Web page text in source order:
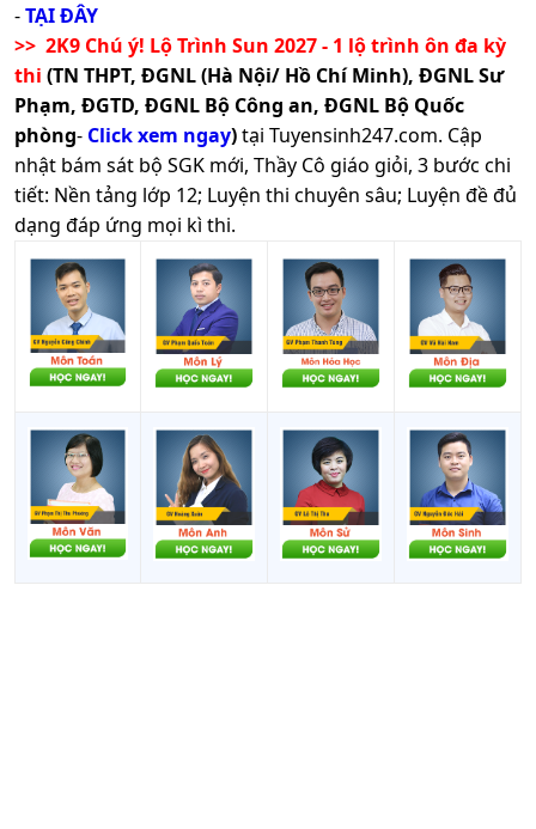
-TẠI ĐÂY
>> 2K9 Chú ý! Lộ Trình Sun 2027 - 1 lộ trình ôn đa kỳ
thi (TN THPT, ĐGNL (Hà Nội/ Hồ Chí Minh), ĐGNL Sư
Phạm, ĐGTD, ĐGNL Bộ Công an, ĐGNL Bộ Quốc
phòng- Click xem ngay)tại Tuyensinh247.com. Cập
nhật bám sát bộ SGK mới, Thầy Cô giáo giỏi, 3 bước chi
tiết: Nền tảng lớp 12; Luyện thi chuyên sâu; Luyện đề đủ
dạng đáp ứng mọi kì thi.